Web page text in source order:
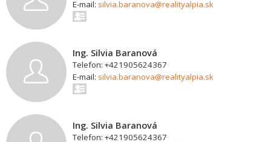
E-mail: silvia.baranova@realityalpia.sk
Ing. Silvia Baranová
Telefon: +421905624367
E-mail: silvia.baranova@realityalpia.sk
Ing. Silvia Baranová
Telefon: +421905624367